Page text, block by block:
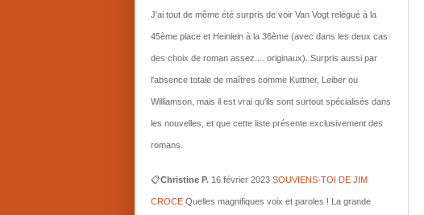
J'ai tout de même été surpris de voir Van Vogt relégué à la
45ème place et Heinlein à la 36ème (avec dans les deux cas
des choix de roman assez.... originaux). Surpris aussi par
l'absence totale de maîtres comme Kuttner, Leiber ou
Williamson, mais il est vrai qu'ils sont surtout spécialisés dans
les nouvelles, et que cette liste présente exclusivement des
romans.
📋Christine P. 16 février 2023 SOUVIENS-TOI DE JIM
CROCE Quelles magnifiques voix et paroles ! La grande